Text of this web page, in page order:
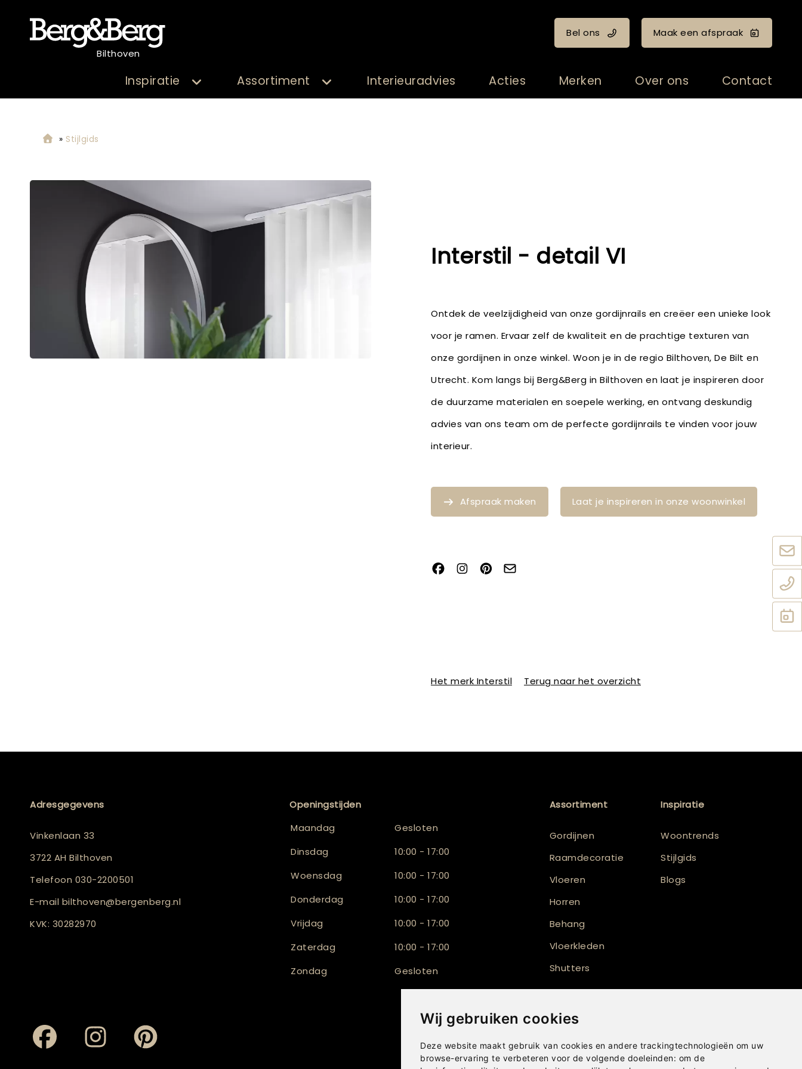
Wij gebruiken cookies
Deze website maakt gebruik van cookies en andere trackingtechnologieën om uw
browse-ervaring te verbeteren voor de volgende doeleinden: om de
Bilthoven
Bel ons Maak een afspraak
Inspiratie Assortiment Interieuradvies Acties Merken Over ons Contact
» Stijlgids
Interstil - detail VI
Ontdek de veelzijdigheid van onze gordijnrails en creëer een unieke look
voor je ramen. Ervaar zelf de kwaliteit en de prachtige texturen van
onze gordijnen in onze winkel. Woon je in de regio Bilthoven, De Bilt en
Utrecht. Kom langs bij Berg&Berg in Bilthoven en laat je inspireren door
de duurzame materialen en soepele werking, en ontvang deskundig
advies van ons team om de perfecte gordijnrails te vinden voor jouw
interieur.
Afspraak maken Laat je inspireren in onze woonwinkel
Het merk Interstil Terug naar het overzicht
Adresgegevens
Vinkenlaan 33
3722 AH Bilthoven
Telefoon 030-2200501
E-mail bilthoven@bergenberg.nl
KVK: 30282970
Openingstijden
Maandag
Gesloten
Dinsdag
10:00 - 17:00
Woensdag
10:00 - 17:00
Donderdag
10:00 - 17:00
Vrijdag
10:00 - 17:00
Zaterdag
10:00 - 17:00
Zondag
Gesloten
Assortiment
Gordijnen
Raamdecoratie
Vloeren
Horren
Behang
Vloerkleden
Shutters
Inspiratie
Woontrends
Stijlgids
Blogs